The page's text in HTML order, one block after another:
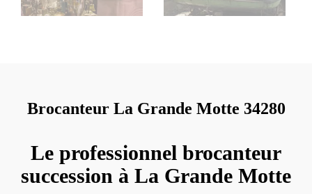
Brocanteur La Grande Motte 34280
Le professionnel brocanteur
succession à La Grande Motte